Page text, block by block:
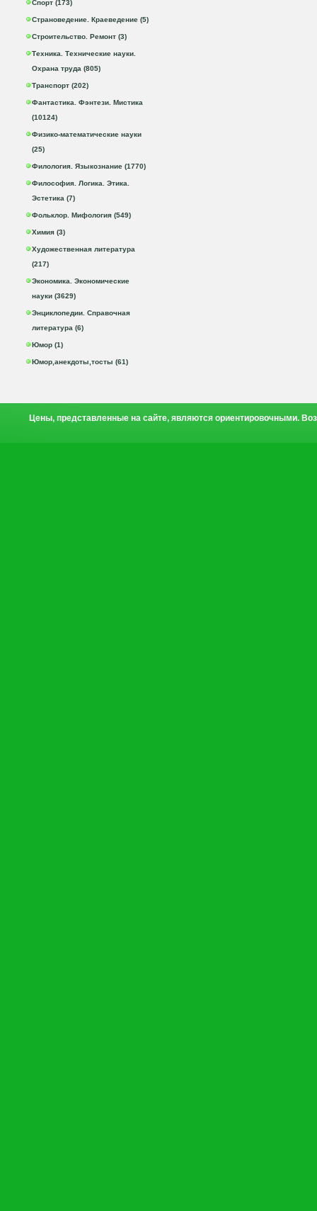
Спорт (173)
Страноведение. Краеведение (5)
Строительство. Ремонт (3)
Техника. Технические науки.
Охрана труда (805)
Транспорт (202)
Фантастика. Фэнтези. Мистика
(10124)
Физико-математические науки
(25)
Филология. Языкознание (1770)
Философия. Логика. Этика.
Эстетика (7)
Фольклор. Мифология (549)
Химия (3)
Художественная литература
(217)
Экономика. Экономические
науки (3629)
Энциклопедии. Справочная
литература (6)
Юмор (1)
Юмор,анекдоты,тосты (61)
Цены, представленные на сайте, являются ориентировочными.